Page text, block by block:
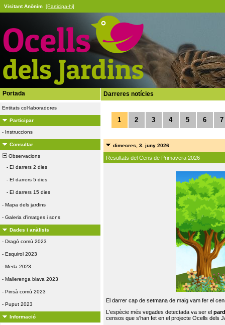
Visitant Anònim [Participa-hi]
Portada
Entitats col·laboradores
Participar
- Instruccions
Consultar
Observacions
- El darrers 2 dies
- El darrers 5 dies
- El darrers 15 dies
- Mapa dels jardins
- Galeria d'imatges i sons
Dades i anàlisis
- Dragó comú 2023
- Esquirol 2023
- Merla 2023
- Mallerenga blava 2023
- Pinsà comú 2023
- Puput 2023
Informació
Darreres notícies
1 2 3 4 5 6 7
dimecres, 3. juny 2026
Resultats del Cens de Primavera 2026
El darrer cap de setmana de maig vam fer el
L'espècie més vegades detectada va ser el
censos que s'han fet en el projecte Ocells dels